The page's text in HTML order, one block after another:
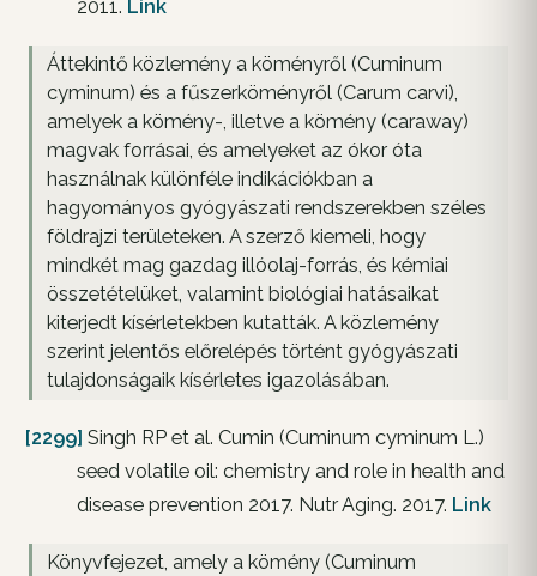
2011. Link
Áttekintő közlemény a köményről (Cuminum
cyminum) és a fűszerköményről (Carum carvi),
amelyek a kömény-, illetve a kömény (caraway)
magvak forrásai, és amelyeket az ókor óta
használnak különféle indikációkban a
hagyományos gyógyászati rendszerekben széles
földrajzi területeken. A szerző kiemeli, hogy
mindkét mag gazdag illóolaj-forrás, és kémiai
összetételüket, valamint biológiai hatásaikat
kiterjedt kísérletekben kutatták. A közlemény
szerint jelentős előrelépés történt gyógyászati
tulajdonságaik kísérletes igazolásában.
[2299] Singh RP et al. Cumin (Cuminum cyminum L.)
seed volatile oil: chemistry and role in health and
disease prevention 2017. Nutr Aging. 2017. Link
Könyvfejezet, amely a kömény (Cuminum